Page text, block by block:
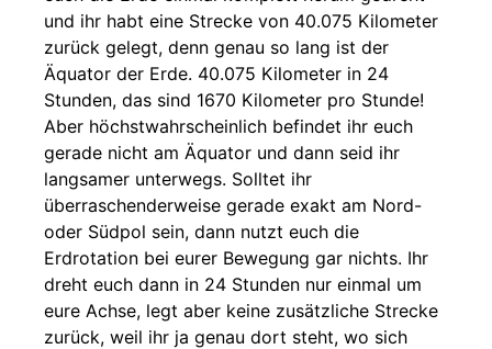
und ihr habt eine Strecke von 40.075 Kilometer
zurück gelegt, denn genau so lang ist der
Äquator der Erde. 40.075 Kilometer in 24
Stunden, das sind 1670 Kilometer pro Stunde!
Aber höchstwahrscheinlich befindet ihr euch
gerade nicht am Äquator und dann seid ihr
langsamer unterwegs. Solltet ihr
überraschenderweise gerade exakt am Nord-
oder Südpol sein, dann nutzt euch die
Erdrotation bei eurer Bewegung gar nichts. Ihr
dreht euch dann in 24 Stunden nur einmal um
eure Achse, legt aber keine zusätzliche Strecke
zurück, weil ihr ja genau dort steht, wo sich